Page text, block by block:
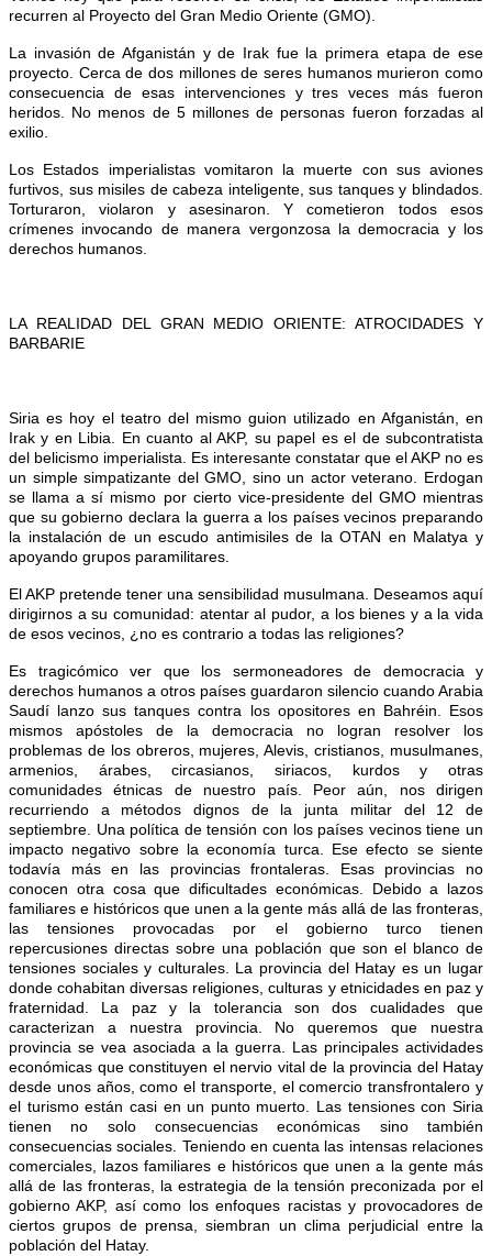
recurren al Proyecto del Gran Medio Oriente (GMO).
La invasión de Afganistán y de Irak fue la primera etapa de ese
proyecto. Cerca de dos millones de seres humanos murieron como
consecuencia de esas intervenciones y tres veces más fueron
heridos. No menos de 5 millones de personas fueron forzadas al
exilio.
Los Estados imperialistas vomitaron la muerte con sus aviones
furtivos, sus misiles de cabeza inteligente, sus tanques y blindados.
Torturaron, violaron y asesinaron. Y cometieron todos esos
crímenes invocando de manera vergonzosa la democracia y los
derechos humanos.
LA REALIDAD DEL GRAN MEDIO ORIENTE: ATROCIDADES Y
BARBARIE
Siria es hoy el teatro del mismo guion utilizado en Afganistán, en
Irak y en Libia. En cuanto al AKP, su papel es el de subcontratista
del belicismo imperialista. Es interesante constatar que el AKP no es
un simple simpatizante del GMO, sino un actor veterano. Erdogan
se llama a sí mismo por cierto vice-presidente del GMO mientras
que su gobierno declara la guerra a los países vecinos preparando
la instalación de un escudo antimisiles de la OTAN en Malatya y
apoyando grupos paramilitares.
El AKP pretende tener una sensibilidad musulmana. Deseamos aquí
dirigirnos a su comunidad: atentar al pudor, a los bienes y a la vida
de esos vecinos, ¿no es contrario a todas las religiones?
Es tragicómico ver que los sermoneadores de democracia y
derechos humanos a otros países guardaron silencio cuando Arabia
Saudí lanzo sus tanques contra los opositores en Bahréin. Esos
mismos apóstoles de la democracia no logran resolver los
problemas de los obreros, mujeres, Alevis, cristianos, musulmanes,
armenios, árabes, circasianos, siriacos, kurdos y otras
comunidades étnicas de nuestro país. Peor aún, nos dirigen
recurriendo a métodos dignos de la junta militar del 12 de
septiembre. Una política de tensión con los países vecinos tiene un
impacto negativo sobre la economía turca. Ese efecto se siente
todavía más en las provincias frontaleras. Esas provincias no
conocen otra cosa que dificultades económicas. Debido a lazos
familiares e históricos que unen a la gente más allá de las fronteras,
las tensiones provocadas por el gobierno turco tienen
repercusiones directas sobre una población que son el blanco de
tensiones sociales y culturales. La provincia del Hatay es un lugar
donde cohabitan diversas religiones, culturas y etnicidades en paz y
fraternidad. La paz y la tolerancia son dos cualidades que
caracterizan a nuestra provincia. No queremos que nuestra
provincia se vea asociada a la guerra. Las principales actividades
económicas que constituyen el nervio vital de la provincia del Hatay
desde unos años, como el transporte, el comercio transfrontalero y
el turismo están casi en un punto muerto. Las tensiones con Siria
tienen no solo consecuencias económicas sino también
consecuencias sociales. Teniendo en cuenta las intensas relaciones
comerciales, lazos familiares e históricos que unen a la gente más
allá de las fronteras, la estrategia de la tensión preconizada por el
gobierno AKP, así como los enfoques racistas y provocadores de
ciertos grupos de prensa, siembran un clima perjudicial entre la
población del Hatay.